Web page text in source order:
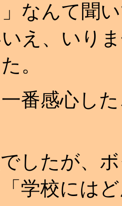
なんて聞
え、いり
。
番感心し
したが、
学校には